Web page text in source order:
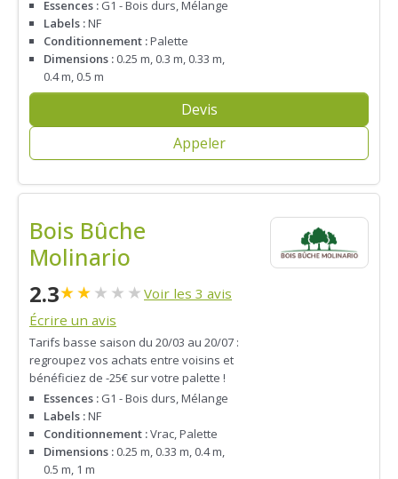
Essences : G1 - Bois durs, Mélange
Labels :NF
Conditionnement :Palette
Dimensions : 0.25 m, 0.3 m, 0.33 m,
0.4 m, 0.5 m
Devis
Appeler
Bois Bûche
Molinario
2.3★★★ ★ ★ Voir les 3 avis
Écrire un avis
Tarifs basse saison du 20/03 au 20/07 :
regroupez vos achats entre voisins et
bénéficiez de -25€ sur votre palette !
Essences : G1 - Bois durs, Mélange
Labels :NF
Conditionnement :Vrac, Palette
Dimensions : 0.25 m, 0.33 m, 0.4 m,
0.5 m, 1 m